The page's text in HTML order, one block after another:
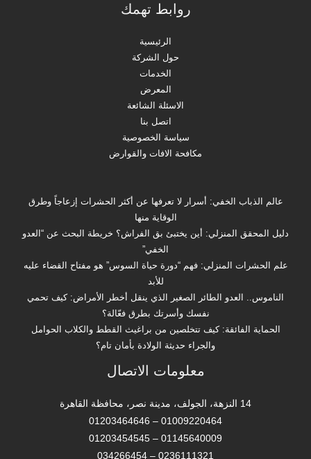
روابط تهمك
الرئيسية
حول الشركة
الخدمات
المعرض
الاسئلة الشائعة
اتصل بنا
سياسة الخصوصية
مكافحة الافات والقوارض
عالم الذباب الخفي: أسرار لا تعرفها عن أكثر الحشرات إزعاجاً وطرق
الوقاية منها
دليل المحقق المنزلي: أين يختبئ بق الفراش؟ خريطة البحث عن “العدو
الخفي”
علم الحشرات المنزلي: فهم “دورة حياة السوس” هو مفتاح القضاء عليه
للأبد
الناموس.. العدو الطائر الصغير الذي ينقل أخطر الأمراض: كيف تحمي
نفسك وأسرتك بطرق فعّالة؟
الحماية الفائقة: كيف تتخلصين من براغيث القطط والكلاب الحوامل
والجراء حديثة الولادة بأمان تام؟
معلومات الاتصال
14 النزهة، الجولف، مدينة نصر، محافظة القاهرة‬
01009220464 – 01203464646
01145640009 – 01203454545
0236111321 – 034266454